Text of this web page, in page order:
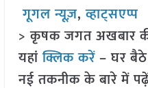
गूगल न्यूज़,व्हाट्सएप्प
> कृषक जगत अखबार
यहांक्लिक करें– घर बैठे
नई तकनीक के बारे में